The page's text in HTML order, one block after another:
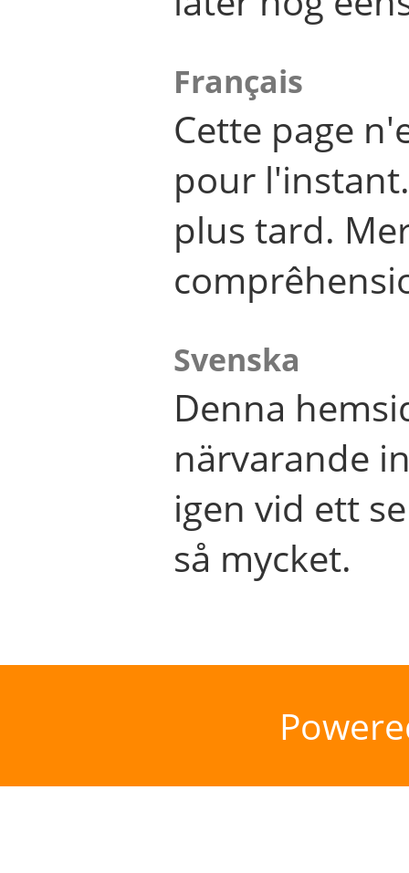
Français
Cette page
pour
plus tard.
Svenska
Denna
närvarande
igen vid ett
så mycket.